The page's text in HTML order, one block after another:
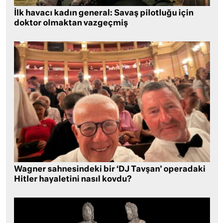
İlk havacı kadın general: Savaş pilotluğu için
doktor olmaktan vazgeçmiş
Wagner sahnesindeki bir ‘DJ Tavşan’ operadaki
Hitler hayaletini nasıl kovdu?